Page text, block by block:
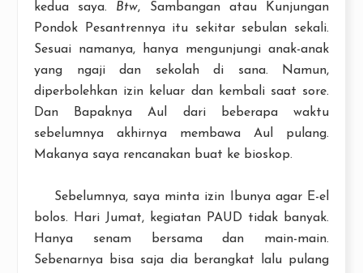
kedua saya. Btw, Sambangan atau Kunjungan
Pondok Pesantrennya itu sekitar sebulan sekali.
Sesuai namanya, hanya mengunjungi anak-anak
yang ngaji dan sekolah di sana. Namun,
diperbolehkan izin keluar dan kembali saat sore.
Dan Bapaknya Aul dari beberapa waktu
sebelumnya akhirnya membawa Aul pulang.
Makanya saya rencanakan buat ke bioskop.
Sebelumnya, saya minta izin Ibunya agar E-el
bolos. Hari Jumat, kegiatan PAUD tidak banyak.
Hanya senam bersama dan main-main.
Sebenarnya bisa saja dia berangkat lalu pulang